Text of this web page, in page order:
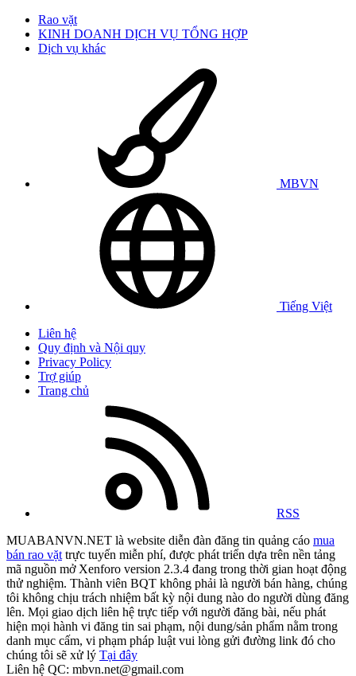
Rao vặt
KINH DOANH DỊCH VỤ TỔNG HỢP
Dịch vụ khác
MBVN
Tiếng Việt
Liên hệ
Quy định và Nội quy
Privacy Policy
Trợ giúp
Trang chủ
RSS
MUABANVN.NET là website diễn đàn đăng tin quảng cáo mua
bán rao vặt trực tuyến miễn phí, được phát triển dựa trên nền tảng
mã nguồn mở Xenforo version 2.3.4 đang trong thời gian hoạt động
thử nghiệm. Thành viên BQT không phải là người bán hàng, chúng
tôi không chịu trách nhiệm bất kỳ nội dung nào do người dùng đăng
lên. Mọi giao dịch liên hệ trực tiếp với người đăng bài, nếu phát
hiện mọi hành vi đăng tin sai phạm, nội dung/sản phẩm nằm trong
danh mục cấm, vi phạm pháp luật vui lòng gửi đường link đó cho
chúng tôi sẽ xử lý Tại đây
Liên hệ QC: mbvn.net@gmail.com